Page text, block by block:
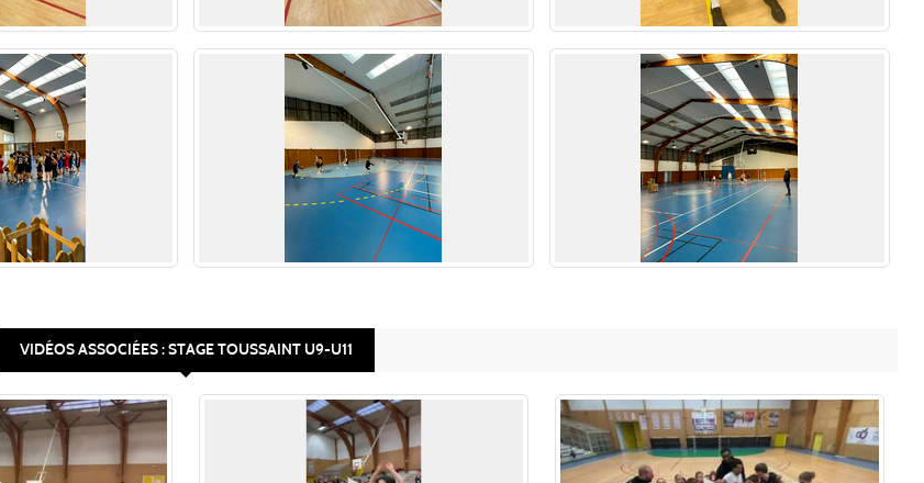
VIDÉOS ASSOCIÉES : STAGE TOUSSAINT U9-U11